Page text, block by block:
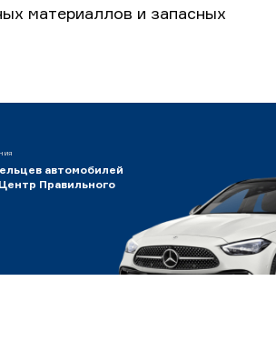
материаллов и запасных
автомобилей
Правильного